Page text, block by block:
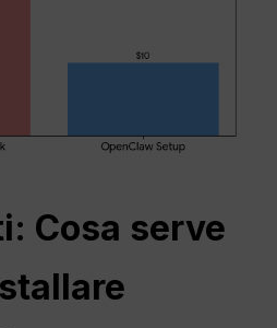
Cosa serve